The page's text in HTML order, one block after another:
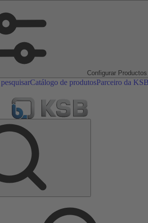
Configurar Productos
Catálogo de produtosParceiro da